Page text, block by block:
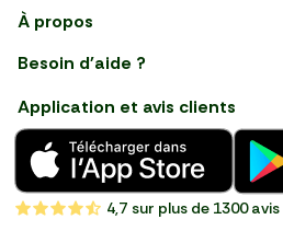
Faire ses courses en ligne
Nouveautés
Fruits
Légumes
Boucherie
À propos
et savoir-faire français en
choisissant notre service de
livraison de produits frais et
de qualité, livrés directement
chez vous. Une expérience
de courses en ligne pensée
pour vous.
Besoin d'aide ?
Application et avis clients
4,7 sur plus de 1300 avis